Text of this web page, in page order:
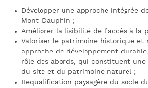
Développer une approche intégrée
Mont-Dauphin ;
Améliorer la lisibilité de l’accès à la
Valoriser le patrimoine historique et
approche de développement
rôle des abords, qui constituent
du site et du patrimoine naturel ;
Requalification paysagère du socle